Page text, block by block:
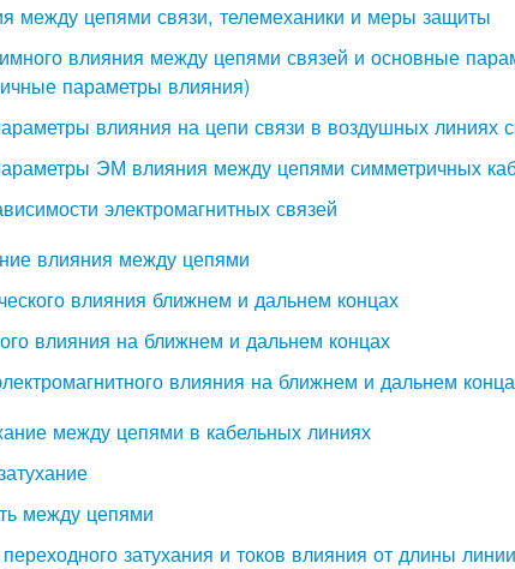
между цепями связи, телемеханики и меры защиты
влияния между цепями связей и основные
параметры влияния)
влияния на цепи связи в воздушных линиях
ЭМ влияния между цепями симметричных
электромагнитных связей
влияния между цепями
влияния ближнем и дальнем концах
влияния на ближнем и дальнем концах
влияния на ближнем и дальнем
между цепями в кабельных линиях
между цепями
затухания и токов влияния от длины